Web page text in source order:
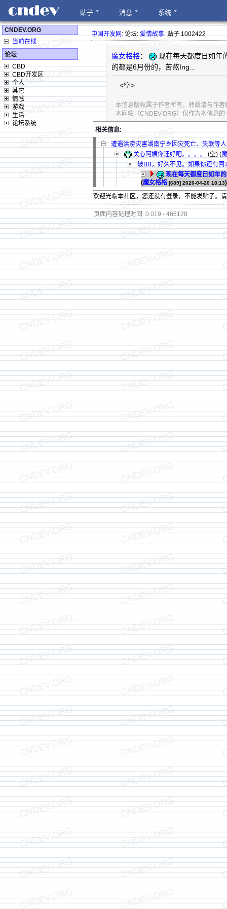
贴子 消息 系统
CNDEV.ORG
当前在线
论坛
CBD
CBD开发区
个人
其它
情感
游戏
生活
论坛系统
中国开发网: 论坛:爱情故事: 贴子 1002422
魔女格格：
现在每天都度日如年
的都是6月份的，苦熬Ing...
<空>
本信息版权属于作者所有，转载请与作
本网站（CNDEV.ORG）仅作为本信息
相关信息:
遭遇洪涝灾害湖南宁乡因灾死亡、失联等
关心阿姨你还好吧。。。。
(空) (
破BB，好久不见。如果你还有
现在每天都度日如年
(魔女格格 [689] 2020-04-20 18:13)
欢迎光临本社区，您还没有登录，不能发贴子。
页面内容处理时间: 0.019 - 466128